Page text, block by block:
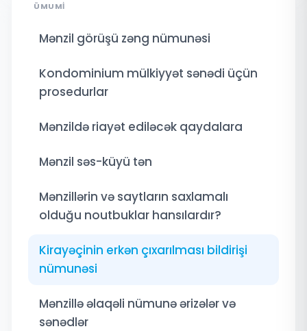
ÜMUMI
Mənzil görüşü zəng nümunəsi
Kondominium mülkiyyət sənədi üçün
prosedurlar
Mənzildə riayət ediləcək qaydalara
Mənzil səs-küyü tən
Mənzillərin və saytların saxlamalı
olduğu noutbuklar hansılardır?
Kirayəçinin erkən çıxarılması bildirişi
nümunəsi
Mənzillə əlaqəli nümunə ərizələr və
sənədlər